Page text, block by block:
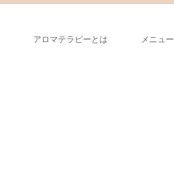
アロマテラピーとは メニュー